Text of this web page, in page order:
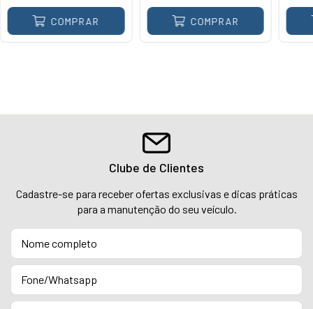
COMPRAR COMPRAR
Clube de Clientes
Cadastre-se para receber ofertas exclusivas e dicas práticas
para a manutenção do seu veículo.